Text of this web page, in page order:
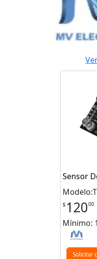
Sensor
$ 12000
Mínimo: 1
Solicitar